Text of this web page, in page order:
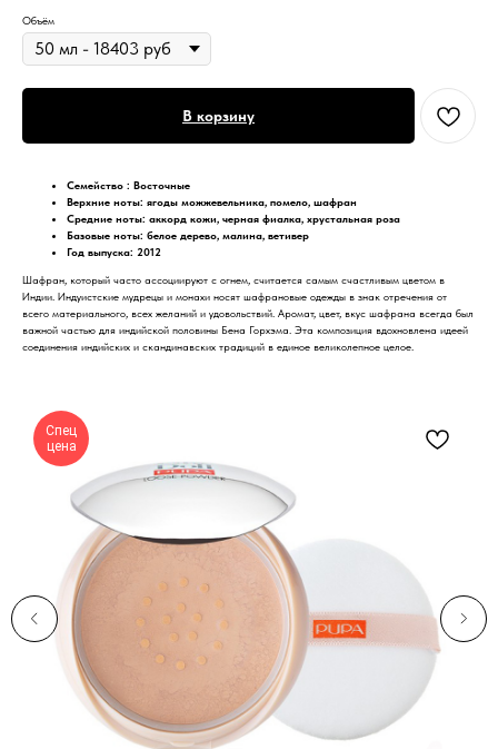
Объём
В корзину
Семейство : Восточные
Верхние ноты: ягоды можжевельника, помело, шафран
Средние ноты: аккорд кожи, черная фиалка, хрустальная роза
Базовые ноты: белое дерево, малина, ветивер
Год выпуска: 2012
Шафран, который часто ассоциируют с огнем, считается самым счастливым цветом в
Индии. Индуистские мудрецы и монахи носят шафрановые одежды в знак отречения от
всего материального, всех желаний и удовольствий. Аромат, цвет, вкус шафрана всегда был
важной частью для индийской половины Бена Горхэма. Эта композиция вдохновлена идеей
соединения индийских и скандинавских традиций в единое великолепное целое.
Спец
цена